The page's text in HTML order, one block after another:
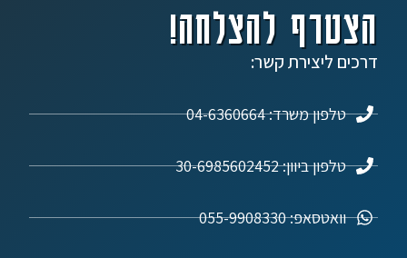
הצטרף להצלחה!
דרכים ליצירת קשר:
טלפון משרד: 04-6360664
טלפון ביוון: 30-6985602452
וואטסאפ: 055-9908330